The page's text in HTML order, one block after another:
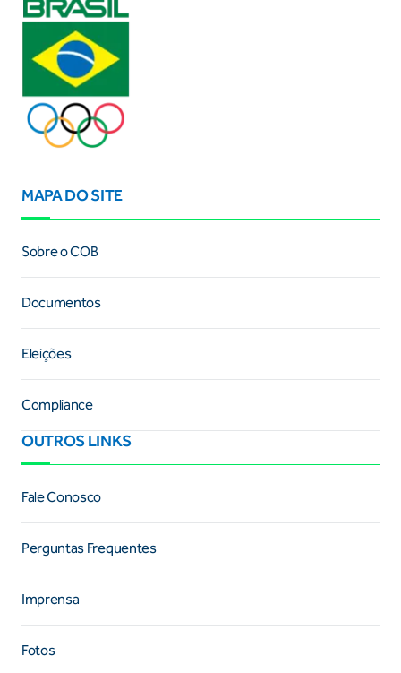
MAPA DO SITE
Sobre o COB
Documentos
Eleições
Compliance
OUTROS LINKS
Fale Conosco
Perguntas Frequentes
Imprensa
Fotos